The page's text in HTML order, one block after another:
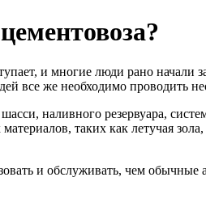
и многие люди рано
все же необходимо проводить
наливного резервуара,
таких как летучая
и обслуживать, чем